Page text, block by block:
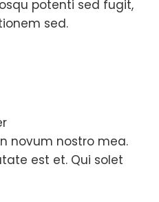
potenti sed fugit,
sed.
novum nostro mea.
est et. Qui solet